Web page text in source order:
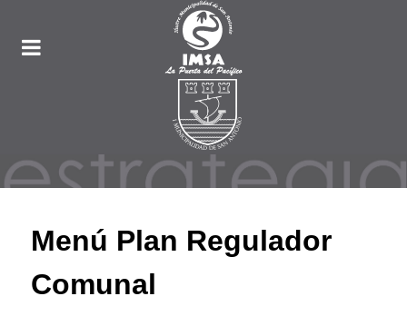
Menú Plan Regulador
Comunal